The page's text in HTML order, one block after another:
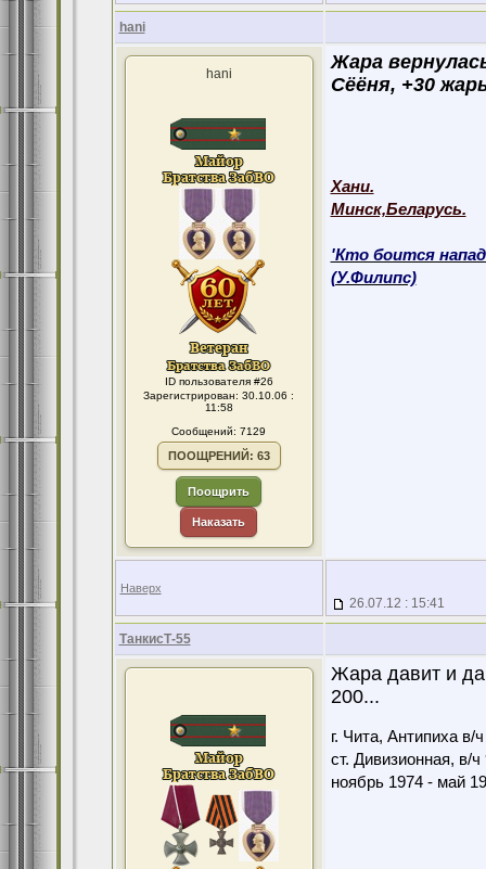
hani
hani
ID пользователя #26
Зарегистрирован: 30.10.06 :
11:58
Сообщений: 7129
ПООЩРЕНИЙ: 63
Поощрить
Наказать
Жара
Сёёня, +30
Хани.
Минск,Беларусь.
'Кто боится
(У.Филипс)
Наверх
26.07.12 : 15:41
ТанкисТ-55
Жара давит и
200...
г. Чита, Антипиха в/
ст. Дивизионная, в/ч
ноябрь 1974 - май